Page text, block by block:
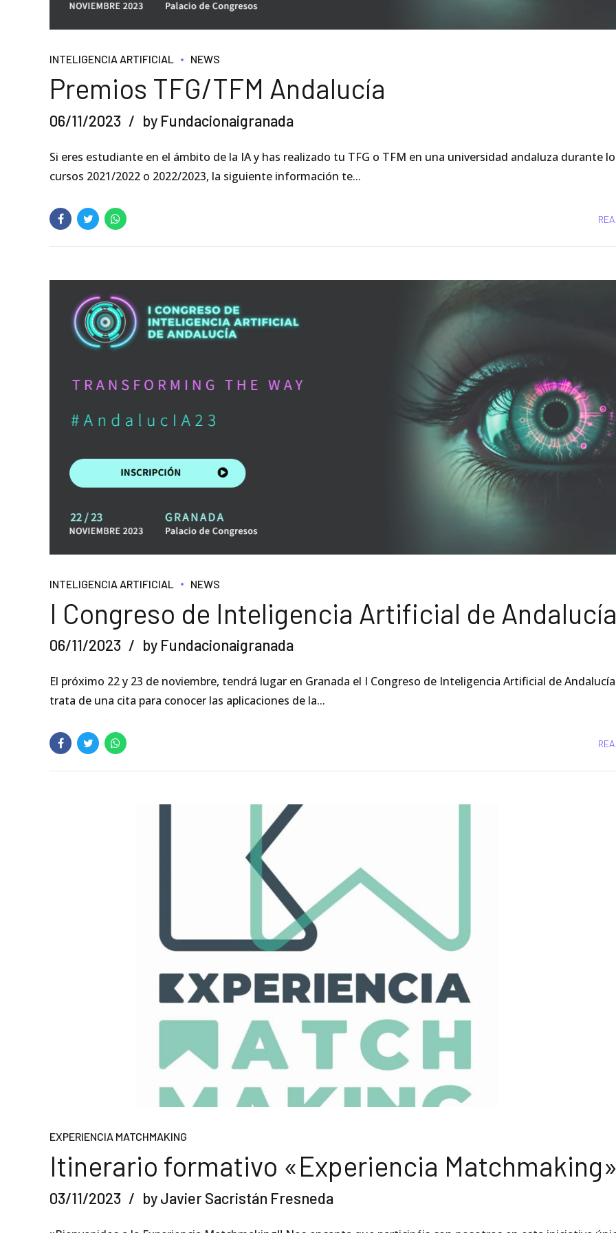
INTELIGENCIA ARTIFICIAL NEWS
Premios TFG/TFM Andalucía
06/11/2023 by Fundacionaigranada
Si eres estudiante en el ámbito de la IA y has realizado tu TFG o TFM en una universidad andaluza durante
cursos 2021/2022 o 2022/2023, la siguiente información te...
INTELIGENCIA ARTIFICIAL NEWS
I Congreso de Inteligencia Artificial de
06/11/2023 by Fundacionaigranada
El próximo 22 y 23 de noviembre, tendrá lugar en Granada el I Congreso de Inteligencia Artificial de
trata de una cita para conocer las aplicaciones de la...
EXPERIENCIA MATCHMAKING
Itinerario formativo «Experiencia
03/11/2023 by Javier Sacristán Fresneda